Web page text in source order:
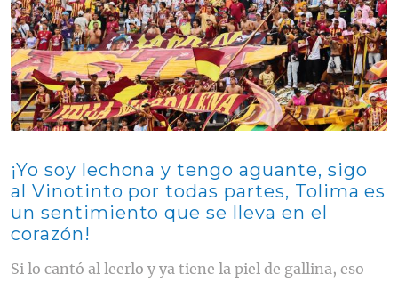
¡Yo soy lechona y tengo aguante, sigo
al Vinotinto por todas partes, Tolima es
un sentimiento que se lleva en el
corazón!
Si lo cantó al leerlo y ya tiene la piel de gallina, eso